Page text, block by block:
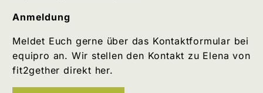
Anmeldung
Meldet Euch gerne über das Kontaktformular bei
equipro an. Wir stellen den Kontakt zu Elena von
fit2gether direkt her.